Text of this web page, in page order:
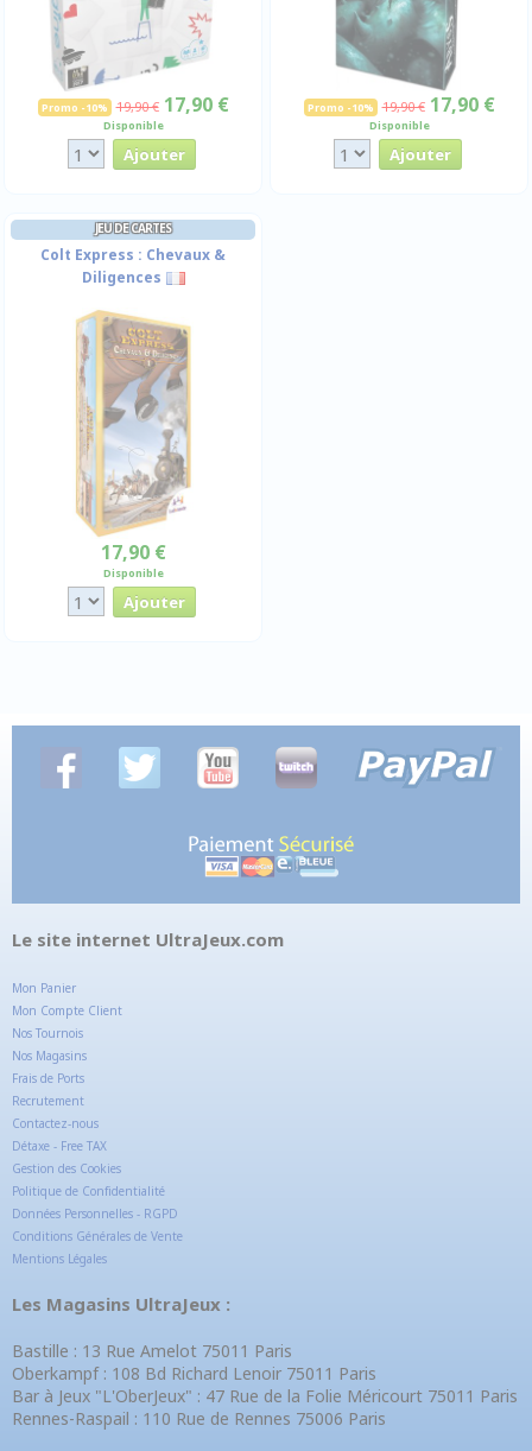
Promo -10% 19,90 € 17,90 €
Disponible
Promo -10% 19,90 € 17,90 €
Disponible
JEU DE CARTES
Colt Express : Chevaux &
Diligences
17,90 €
Disponible
Le site internet UltraJeux.com
Mon Panier
Mon Compte Client
Nos Tournois
Nos Magasins
Frais de Ports
Recrutement
Contactez-nous
Détaxe - Free TAX
Gestion des Cookies
Politique de Confidentialité
Données Personnelles - RGPD
Conditions Générales de Vente
Mentions Légales
Les Magasins UltraJeux :
Bastille : 13 Rue Amelot 75011 Paris
Oberkampf : 108 Bd Richard Lenoir 75011 Paris
Bar à Jeux "L'OberJeux" : 47 Rue de la Folie Méricourt 75011 Paris
Rennes-Raspail : 110 Rue de Rennes 75006 Paris